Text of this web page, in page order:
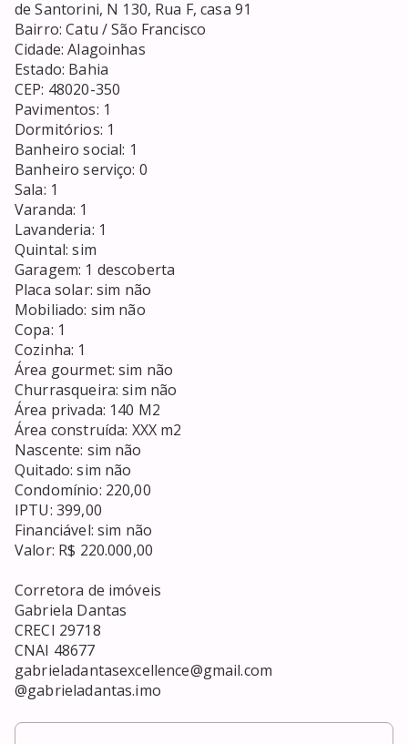
de Santorini, N 130, Rua F, casa 91
Bairro: Catu / São Francisco
Cidade: Alagoinhas
Estado: Bahia
CEP: 48020-350
Pavimentos: 1
Dormitórios: 1
Banheiro social: 1
Banheiro serviço: 0
Sala: 1
Varanda: 1
Lavanderia: 1
Quintal: sim
Garagem: 1 descoberta
Placa solar: sim não
Mobiliado: sim não
Copa: 1
Cozinha: 1
Área gourmet: sim não
Churrasqueira: sim não
Área privada: 140 M2
Área construída: XXX m2
Nascente: sim não
Quitado: sim não
Condomínio: 220,00
IPTU: 399,00
Financiável: sim não
Valor: R$ 220.000,00
Corretora de imóveis
Gabriela Dantas
CRECI 29718
CNAI 48677
gabrieladantasexcellence@gmail.com
@gabrieladantas.imo